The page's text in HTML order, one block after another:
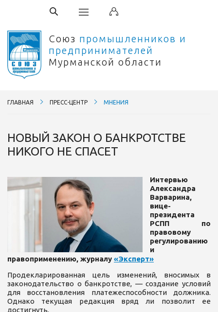
Союз промышленников и
предпринимателей
Мурманской области
ГЛАВНАЯ ПРЕСС-ЦЕНТР МНЕНИЯ
НОВЫЙ ЗАКОН О БАНКРОТСТВЕ
НИКОГО НЕ СПАСЕТ
Интервью
Александра
Варварина,
вице-
президента
РСПП по
правовому
регулированию
и
правоприменению, журналу «Эксперт»
Продекларированная цель изменений, вносимых в
законодательство о банкротстве, — создание условий
для восстановления платежеспособности должника.
Однако текущая редакция вряд ли позволит ее
достигнуть.